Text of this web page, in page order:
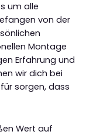
um alle
von der
Montage
Erfahrung und
wir dich bei
sorgen, dass
Wert auf